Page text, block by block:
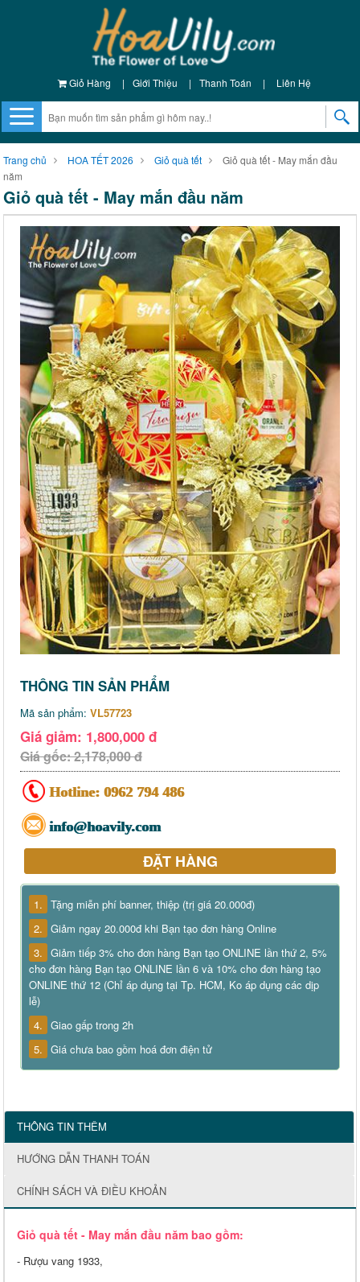
Giỏ Hàng | Giới Thiệu | Thanh Toán | Liên Hệ
Trang chủ HOA TẾT 2026 Giỏ quà tết
Giỏ quà tết - May mắn đầu
năm
Giỏ quà tết - May mắn đầu năm
THÔNG TIN SẢN PHẨM
Mã sản phẩm: VL57723
Giá giảm: 1,800,000 đ
Giá gốc: 2,178,000 đ
Hotline: 0962 794 486
info@hoavily.com
ĐẶT HÀNG
1. Tặng miễn phí banner, thiệp (trị giá 20.000đ)
2. Giảm ngay 20.000đ khi Bạn tạo đơn hàng Online
3. Giảm tiếp 3% cho đơn hàng Bạn tạo ONLINE lần thứ 2, 5%
cho đơn hàng Bạn tạo ONLINE lần 6 và 10% cho đơn hàng tạo
ONLINE thứ 12 (Chỉ áp dụng tại Tp. HCM, Ko áp dụng các dịp
lễ)
4. Giao gấp trong 2h
5. Giá chưa bao gồm hoá đơn điện tử
THÔNG TIN THÊM
HƯỚNG DẪN THANH TOÁN
CHÍNH SÁCH VÀ ĐIỀU KHOẢN
Giỏ quà tết - May mắn đầu năm bao gồm:
- Rượu vang 1933,